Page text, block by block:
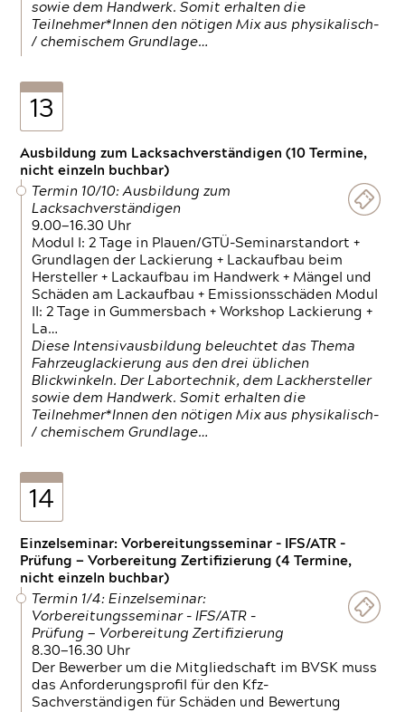
sowie dem Handwerk. Somit erhalten die
Teilnehmer*Innen den nötigen Mix aus physikalisch-
/ chemischem Grundlage…
13
Ausbildung zum Lacksachverständigen (10 Termine,
nicht einzeln buchbar)
Termin 10/10: Ausbildung zum
Lacksachverständigen
9.00—16.30 Uhr
Modul I: 2 Tage in Plauen/GTÜ-Seminarstandort +
Grundlagen der Lackierung + Lackaufbau beim
Hersteller + Lackaufbau im Handwerk + Mängel und
Schäden am Lackaufbau + Emissionsschäden Modul
II: 2 Tage in Gummersbach + Workshop Lackierung +
La…
Diese Intensivausbildung beleuchtet das Thema
Fahrzeuglackierung aus den drei üblichen
Blickwinkeln. Der Labortechnik, dem Lackhersteller
sowie dem Handwerk. Somit erhalten die
Teilnehmer*Innen den nötigen Mix aus physikalisch-
/ chemischem Grundlage…
14
Einzelseminar: Vorbereitungsseminar - IFS/ATR -
Prüfung — Vorbereitung Zertifizierung (4 Termine,
nicht einzeln buchbar)
Termin 1/4: Einzelseminar:
Vorbereitungsseminar - IFS/ATR -
Prüfung — Vorbereitung Zertifizierung
8.30—16.30 Uhr
Der Bewerber um die Mitgliedschaft im BVSK muss
das Anforderungsprofil für den Kfz-
Sachverständigen für Schäden und Bewertung